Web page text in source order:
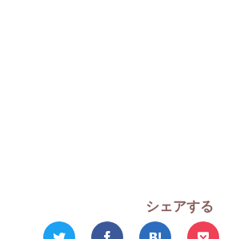
シェアする